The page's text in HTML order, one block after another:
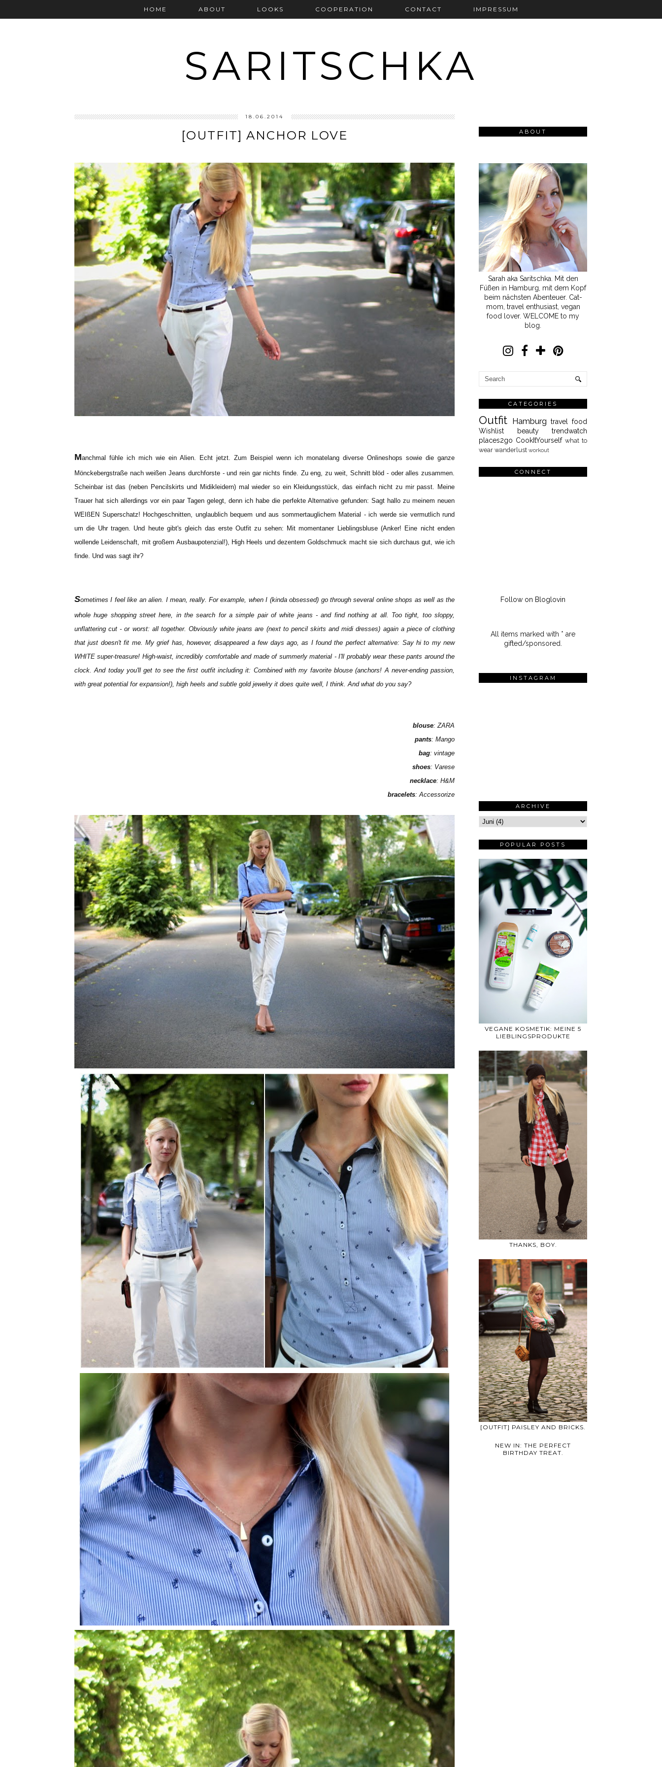
HOME ABOUT LOOKS COOPERATION CONTACT IMPRESSUM
SARITSCHKA
18.06.2014
[OUTFIT] ANCHOR LOVE
Manchmal fühle ich mich wie ein Alien. Echt jetzt. Zum Beispiel wenn ich monatelang diverse Onlineshops sowie die ganze
Mönckebergstraße nach weißen Jeans durchforste - und rein gar nichts finde. Zu eng, zu weit, Schnitt blöd - oder alles zusammen.
Scheinbar ist das (neben Pencilskirts und Midikleidern) mal wieder so ein Kleidungsstück, das einfach nicht zu mir passt. Meine
Trauer hat sich allerdings vor ein paar Tagen gelegt, denn ich habe die perfekte Alternative gefunden: Sagt hallo zu meinem neuen
WEIßEN Superschatz! Hochgeschnitten, unglaublich bequem und aus sommertauglichem Material - ich werde sie vermutlich rund
um die Uhr tragen. Und heute gibt's gleich das erste Outfit zu sehen: Mit momentaner Lieblingsbluse (Anker! Eine nicht enden
wollende Leidenschaft, mit großem Ausbaupotenzial!), High Heels und dezentem Goldschmuck macht sie sich durchaus gut, wie ich
finde. Und was sagt ihr?
Sometimes I feel like an alien. I mean, really. For example, whenI (kinda obsessed) go through several online shops as well as the
whole huge shopping streethere, in the search for a simple pairof white jeans - and find nothing at all. Too tight, too sloppy,
unflattering cut- or worst: all together. Obviously white jeans are (next to pencil skirts and midi dresses) again a piece of clothing
that just doesn't fit me. My grief has, however, disappeared a few days ago, as I found the perfect alternative: Say hi to my new
WHITE super-treasure! High-waist,incredibly comfortable and made ​​of summerly material - I'll probably wear these pants around the
clock.And todayyou'll get to see the first outfit including it: Combined with my favorite blouse (anchors!A never-ending passion,
with great potential for expansion!), high heels and subtle gold jewelry it does quite well, I think. And what do you say?
blouse: ZARA
pants: Mango
bag: vintage
shoes: Varese
necklace: H&M
bracelets: Accessorize
ABOUT
Sarah aka Saritschka. Mit den
Füßen in Hamburg, mit dem Kopf
beim nächsten Abenteuer. Cat-
mom, travel enthusiast, vegan
food lover. WELCOME to my
blog.
CATEGORIES
Outfit Hamburg travel food
Wishlist
beauty
trendwatch
places2go CookItYourself what to
wear wanderlust workout
CONNECT
Follow on Bloglovin
All items marked with * are
gifted/sponsored.
INSTAGRAM
ARCHIVE
POPULAR POSTS
VEGANE KOSMETIK: MEINE 5
LIEBLINGSPRODUKTE
THANKS, BOY.
[OUTFIT] PAISLEY AND BRICKS.
NEW IN: THE PERFECT
BIRTHDAY TREAT.